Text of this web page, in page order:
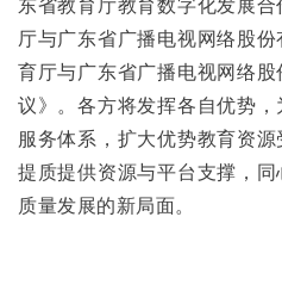
厅与广东省广播电视网络股
育厅与广东省广播电视网络
议》。各方将发挥各自优势
服务体系，扩大优势教育资
提质提供资源与平台支撑，
质量发展的新局面。